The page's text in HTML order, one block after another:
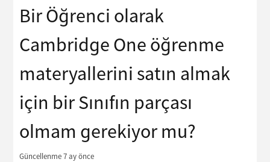
Bir Öğrenci olarak
Cambridge One öğrenme
materyallerini satın almak
için bir Sınıfın parçası
olmam gerekiyor mu?
Güncellenme7 ay önce